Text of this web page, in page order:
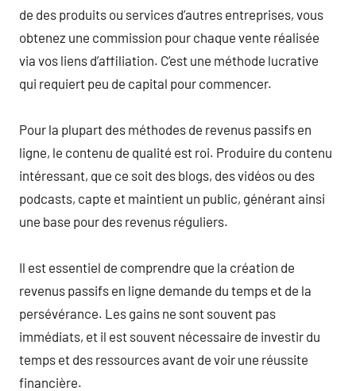
de des produits ou services d’autres entreprises, vous
obtenez une commission pour chaque vente réalisée
via vos liens d’affiliation. C’est une méthode lucrative
qui requiert peu de capital pour commencer.
Pour la plupart des méthodes de revenus passifs en
ligne, le contenu de qualité est roi. Produire du contenu
intéressant, que ce soit des blogs, des vidéos ou des
podcasts, capte et maintient un public, générant ainsi
une base pour des revenus réguliers.
Il est essentiel de comprendre que la création de
revenus passifs en ligne demande du temps et de la
persévérance. Les gains ne sont souvent pas
immédiats, et il est souvent nécessaire de investir du
temps et des ressources avant de voir une réussite
financière.